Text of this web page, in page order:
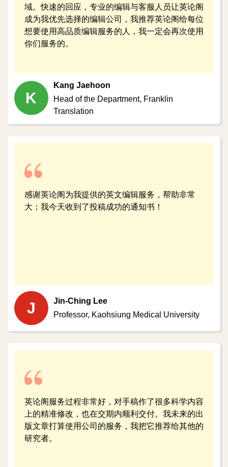
域。快速的回应，专业的编辑与客服人员让英论阁
成为我优先选择的编辑公司，我推荐英论阁给每位
想要使用高品质编辑服务的人，我一定会再次使用
你们服务的。
K
Kang Jaehoon
Head of the Department, Franklin
Translation
感谢英论阁为我提供的英文编辑服务，帮助非常
大；我今天收到了投稿成功的通知书！
J
Jin-Ching Lee
Professor, Kaohsiung Medical University
英论阁服务过程非常好，对手稿作了很多科学内容
上的精准修改，也在交期内顺利交付。我未来的出
版文章打算使用公司的服务，我把它推荐给其他的
研究者。